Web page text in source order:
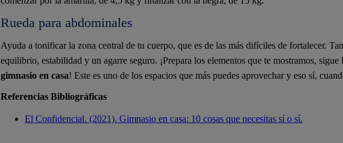
Rueda para abdominales
Ayuda a tonificar la zona central de tu cuerpo, que es de las más difíciles de fortalecer.
equilibrio, estabilidad y un agarre seguro. ¡Prepara los elementos que te mostramos,
gimnasio en casa! Este es uno de los espacios que más puedes aprovechar y eso sí,
Referencias Bibliográficas
El Confidencial. (2021). Gimnasio en casa: 10 cosas que necesitas sí o sí.